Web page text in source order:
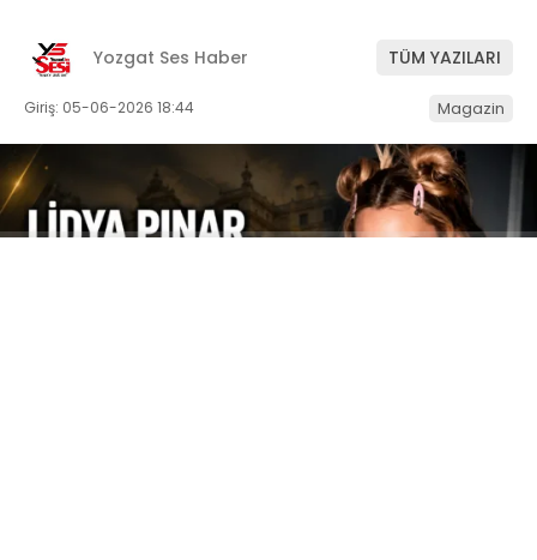
Yozgat Ses Haber TÜM YAZILARI
Giriş: 05-06-2026 18:44 Magazin